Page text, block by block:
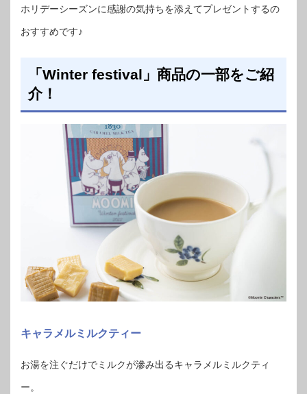
ホリデーシーズンに感謝の気持ちを添えてプレゼントするの
おすすめです♪
「Winter festival」商品の一部をご紹
介！
キャラメルミルクティー
お湯を注ぐだけでミルクが滲み出るキャラメルミルクティ
ー。